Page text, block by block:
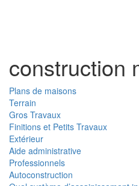
construction
Plans de maisons
Terrain
Gros Travaux
Finitions et Petits Travaux
Extérieur
Aide administrative
Professionnels
Autoconstruction